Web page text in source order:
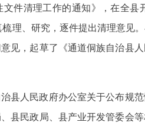
件清理工作的通知》，在全
理、研究，逐件提出清理意见
见，起草了《通道侗族自治县
县人民政府办公室关于公布规
县民政局、县产业开发管委会